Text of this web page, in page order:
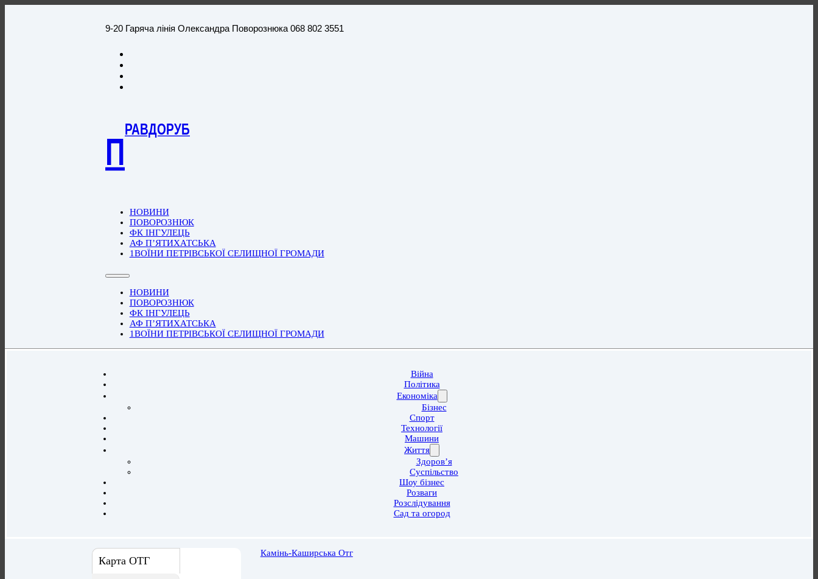
9-20 Гаряча лінія Олександра Поворознюка 068 802 3551
П
РАВДОРУБ
НОВИНИ
ПОВОРОЗНЮК
ФК ІНГУЛЕЦЬ
АФ П’ЯТИХАТСЬКА
1ВОЇНИ ПЕТРІВСЬКОЇ СЕЛИЩНОЇ ГРОМАДИ
НОВИНИ
ПОВОРОЗНЮК
ФК ІНГУЛЕЦЬ
АФ П’ЯТИХАТСЬКА
1ВОЇНИ ПЕТРІВСЬКОЇ СЕЛИЩНОЇ ГРОМАДИ
Війна
Політика
Економіка
Бізнес
Спорт
Технології
Машини
Життя
Здоров’я
Суспільство
Шоу бізнес
Розваги
Розслідування
Сад та огород
Карта ОТГ
Камінь-Каширська Отг